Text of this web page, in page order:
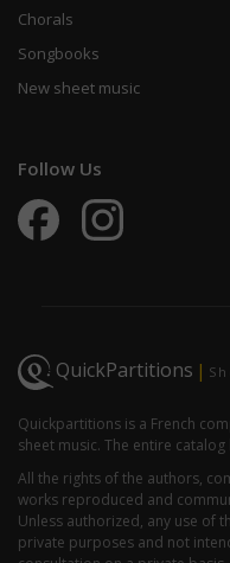
Chorals
Songbooks
New sheet music
Follow Us
QuickPartitions |
Quickpartitions is a French
sheet music. The entire
All the rights of the authors,
works reproduced and
Unless authorized, any use of
private purposes and not